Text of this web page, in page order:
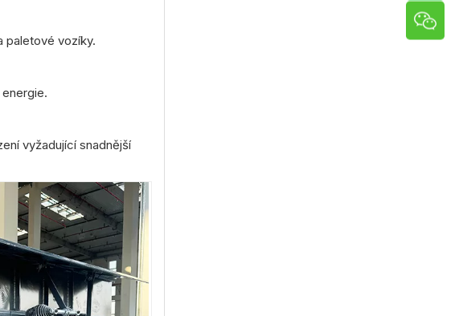
paletové vozíky.
vyžadující snadnější